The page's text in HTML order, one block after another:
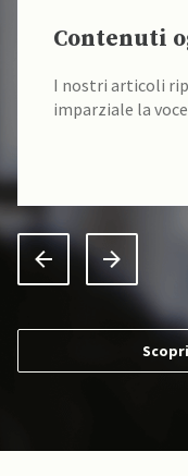
Contenuti
I nostri articoli
imparziale la